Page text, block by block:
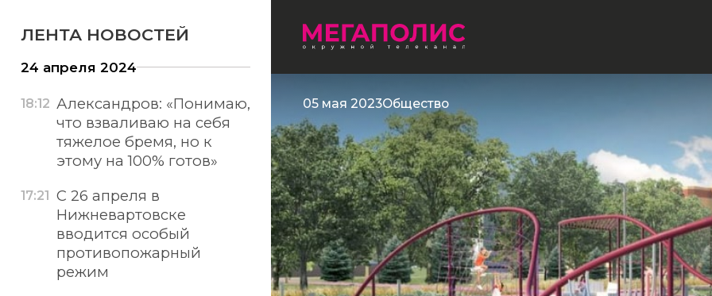
05 мая 2023Общество
ЛЕНТА НОВОСТЕЙ
24 апреля 2024
18:12 Александров: «Понимаю,
что взваливаю на себя
тяжелое бремя, но к
этому на 100% готов»
17:21 С 26 апреля в
Нижневартовске
вводится особый
противопожарный
режим